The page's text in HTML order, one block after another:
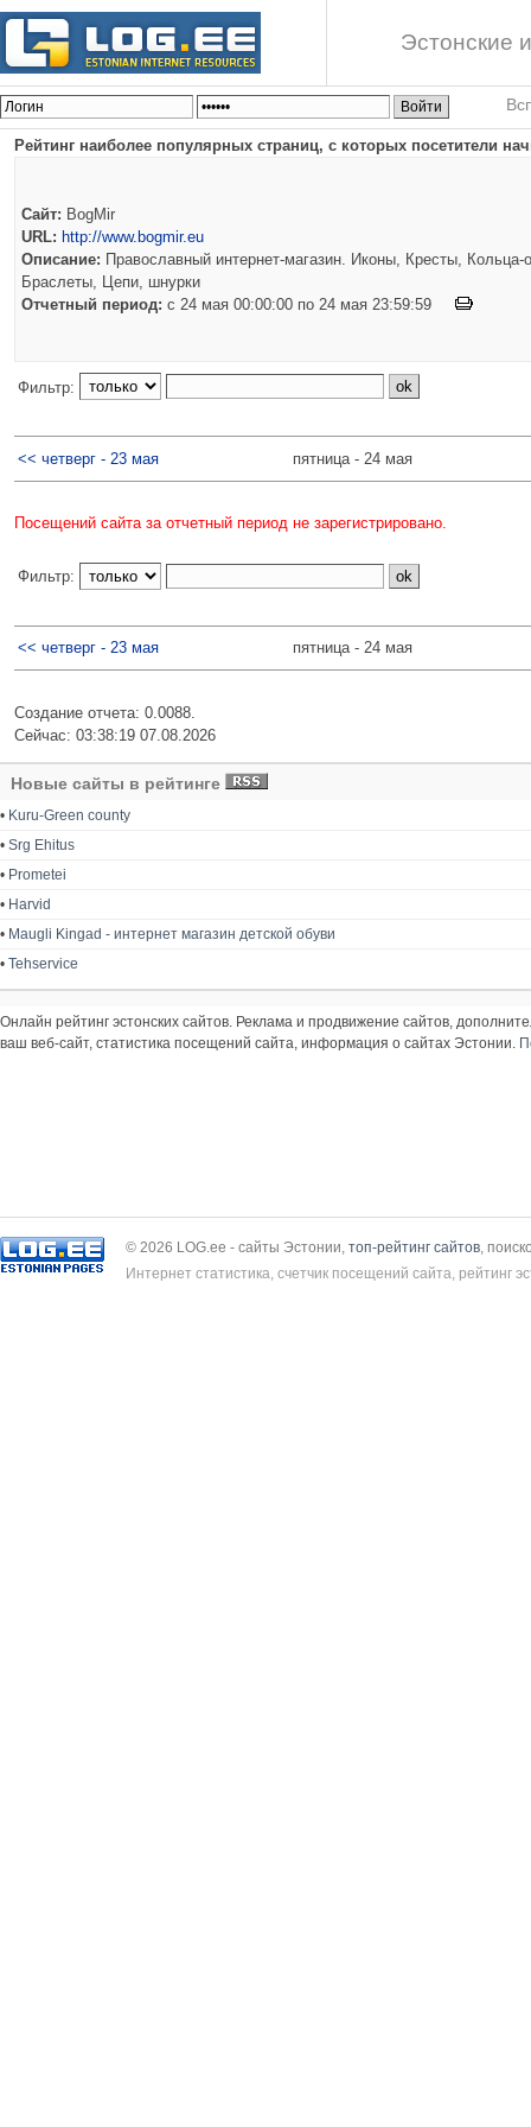
Эстонские
Рейтинг наиболее популярных страниц, с которых посетители
Сайт: BogMir
URL: http://www.bogmir.eu
Описание: Православный интернет-магазин. Иконы, Кресты, Кольца-
Браслеты, Цепи, шнурки
Отчетный период: c 24 мая 00:00:00 по 24 мая 23:59:59
Фильтр:
<< четверг - 23 мая пятница - 24 мая
Посещений сайта за отчетный период не зарегистрировано.
Фильтр:
<< четверг - 23 мая пятница - 24 мая
Создание отчета: 0.0088.
Сейчас: 03:38:19 07.08.2026
Новые сайты в рейтинге
• Kuru-Green county
• Srg Ehitus
• Prometei
• Harvid
• Maugli Kingad - интернет магазин детской обуви
• Tehservice
Онлайн рейтинг эстонских сайтов. Реклама и продвижение сайтов,
ваш веб-сайт, статистика посещений сайта, информация о сайтах Эстонии.
© 2026 LOG.ee - сайты Эстонии, топ-рейтинг сайтов ,
Интернет статистика, счетчик посещений сайта, рейтинг